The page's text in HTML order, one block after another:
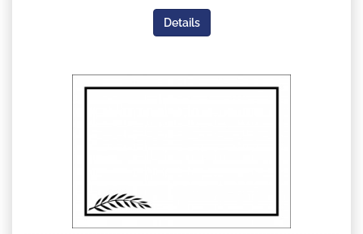
Details